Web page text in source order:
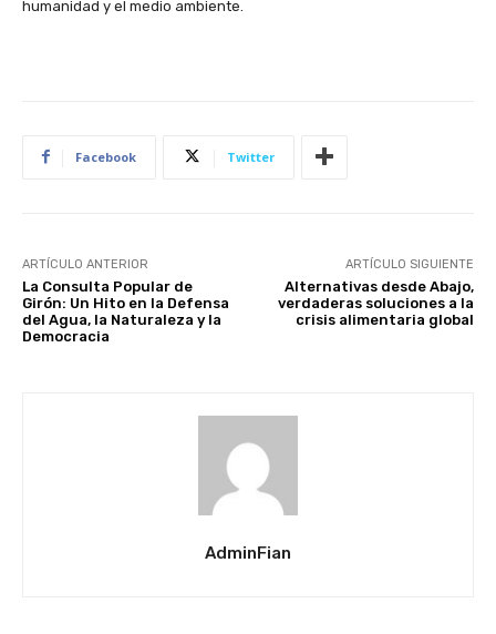
humanidad y el medio ambiente.
Facebook Twitter
ARTÍCULO ANTERIOR
La Consulta Popular de
Girón: Un Hito en la Defensa
del Agua, la Naturaleza y la
Democracia
ARTÍCULO SIGUIENTE
Alternativas desde Abajo,
verdaderas soluciones a la
crisis alimentaria global
AdminFian